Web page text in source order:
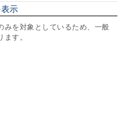
示
みを対象としているため、一般
す。